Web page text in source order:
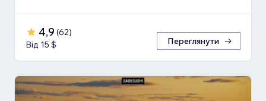
4,9 (62)
Від 15 $
Переглянути